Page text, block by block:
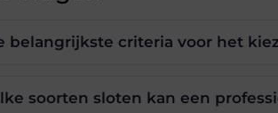
belangrijkste criteria voor het
soorten sloten kan een